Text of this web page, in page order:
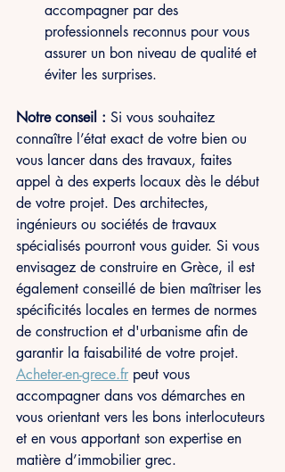
accompagner par des
professionnels reconnus pour vous
assurer un bon niveau de qualité et
éviter les surprises.
Notre conseil : Si vous souhaitez
connaître l’état exact de votre bien ou
vous lancer dans des travaux, faites
appel à des experts locaux dès le début
de votre projet. Des architectes,
ingénieurs ou sociétés de travaux
spécialisés pourront vous guider. Si vous
envisagez de construire en Grèce, il est
également conseillé de bien maîtriser les
spécificités locales en termes de normes
de construction et d'urbanisme afin de
garantir la faisabilité de votre projet.
Acheter-en-grece.fr peut vous
accompagner dans vos démarches en
vous orientant vers les bons interlocuteurs
et en vous apportant son expertise en
matière d’immobilier grec.